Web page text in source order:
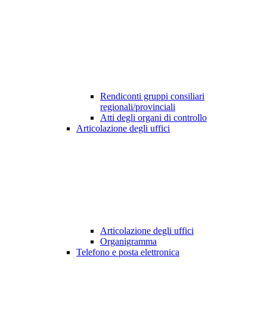
Rendiconti gruppi consiliari
regionali/provinciali
Atti degli organi di controllo
Articolazione degli uffici
Articolazione degli uffici
Organigramma
Telefono e posta elettronica